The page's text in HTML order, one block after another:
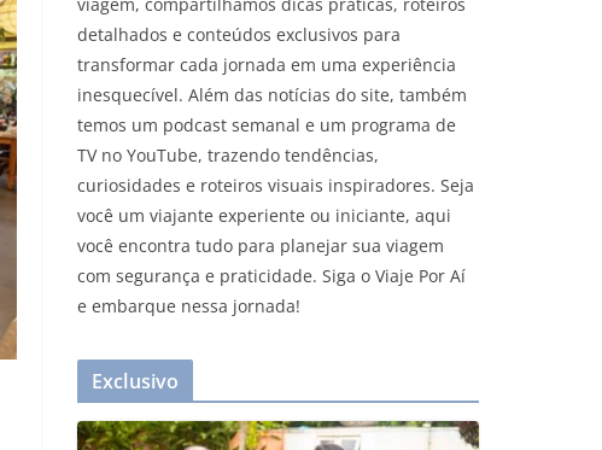
detalhados e conteúdos exclusivos para
transformar cada jornada em uma experiência
inesquecível. Além das notícias do site, também
temos um podcast semanal e um programa de
TV no YouTube, trazendo tendências,
curiosidades e roteiros visuais inspiradores. Seja
você um viajante experiente ou iniciante, aqui
você encontra tudo para planejar sua viagem
com segurança e praticidade. Siga o Viaje Por Aí
e embarque nessa jornada!
Exclusivo